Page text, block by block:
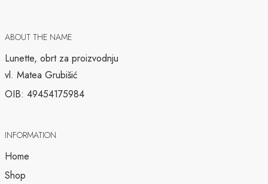
ABOUT THE NAME
Lunette, obrt za proizvodnju
vl. Matea Grubišić
OIB: 49454175984
INFORMATION
Home
Shop